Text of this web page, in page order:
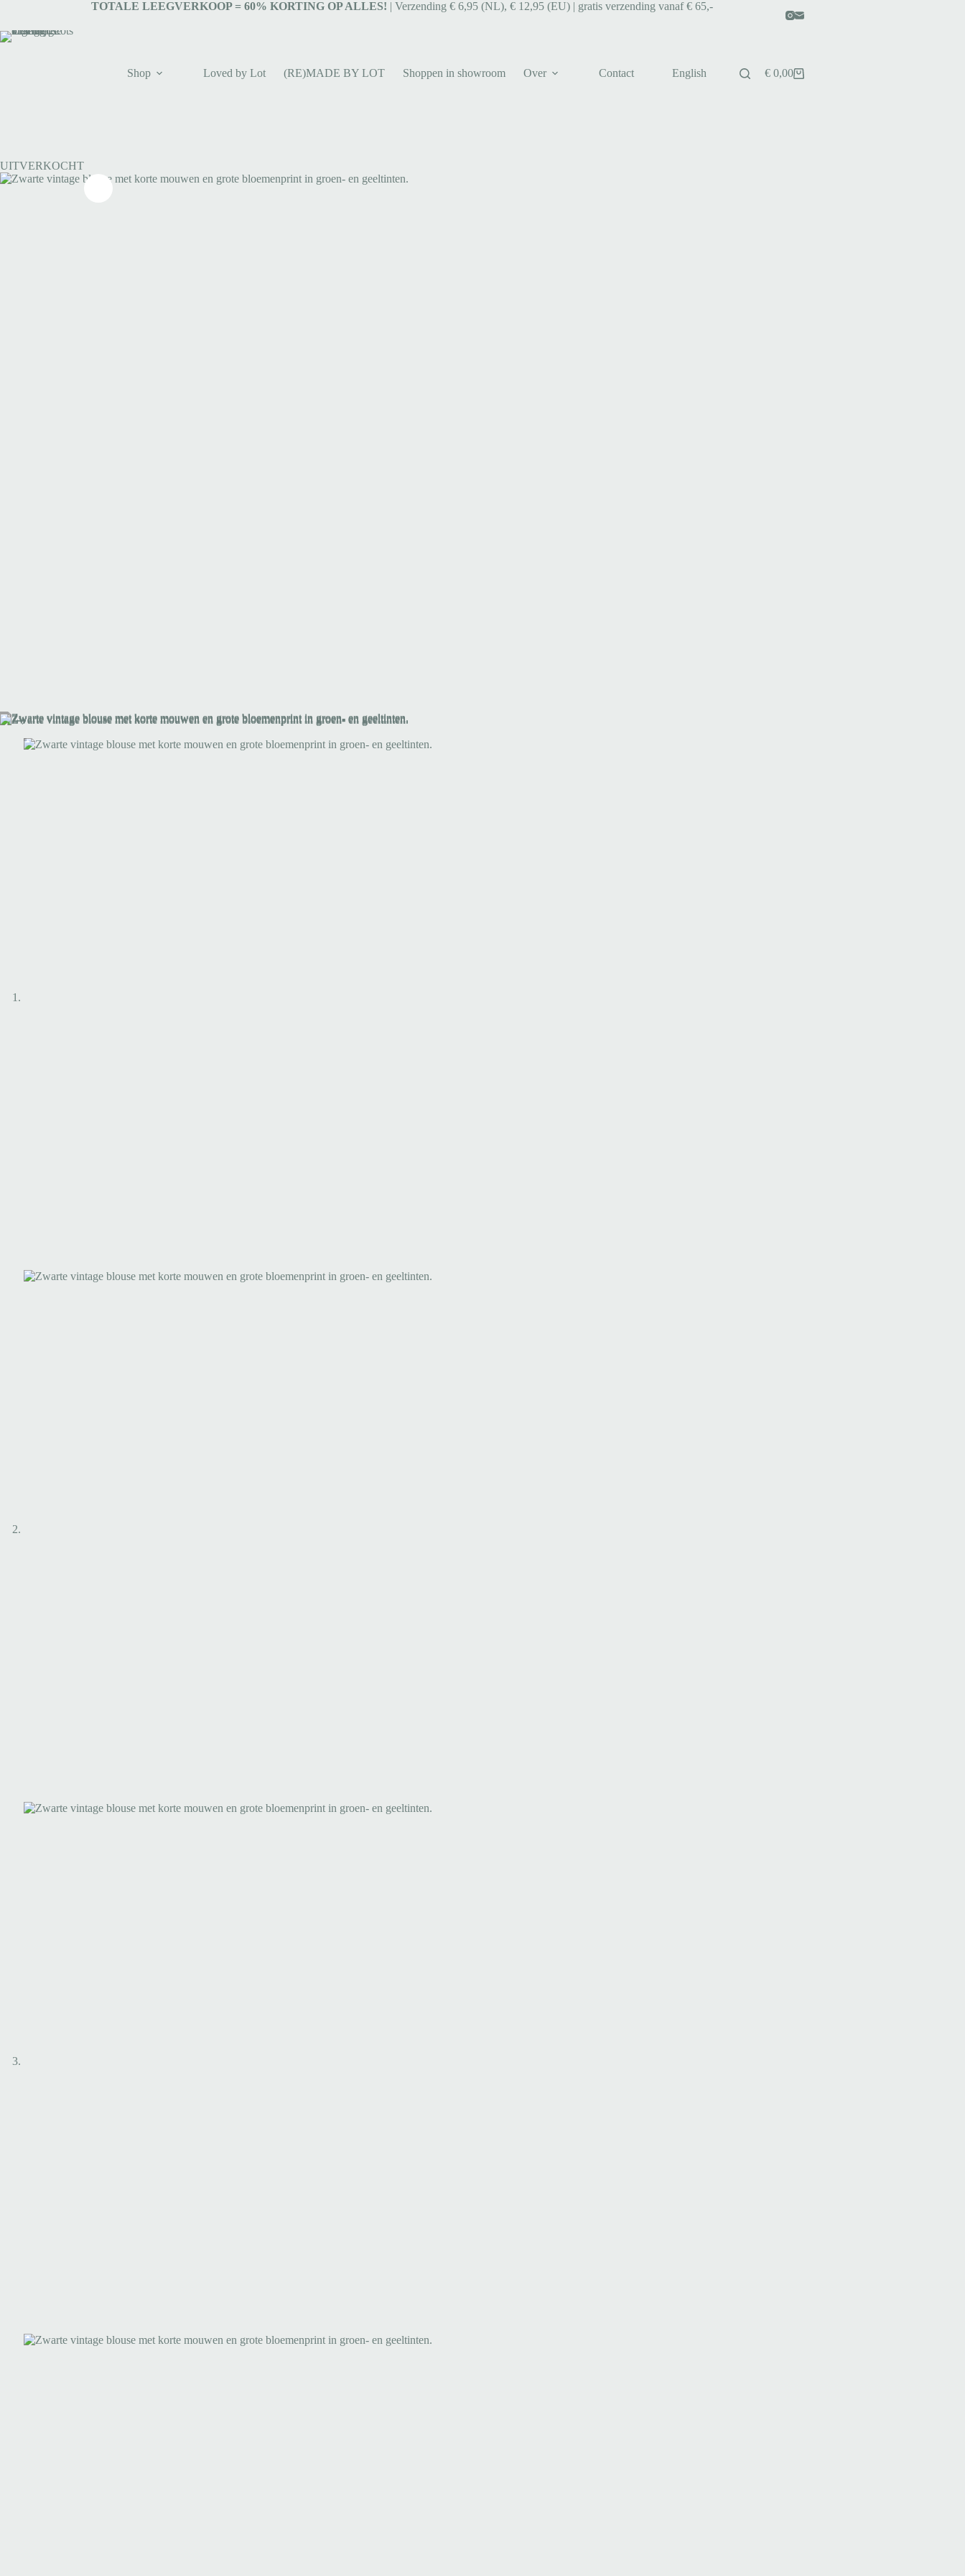
TOTALE LEEGVERKOOP = 60% KORTING OP ALLES! | Verzending € 6,95 (NL), € 12,95 (EU) | gratis verzending vanaf € 65,-
Shop Loved by Lot (RE)MADE BY LOT Shoppen in showroom Over Contact English € 0,00
UITVERKOCHT